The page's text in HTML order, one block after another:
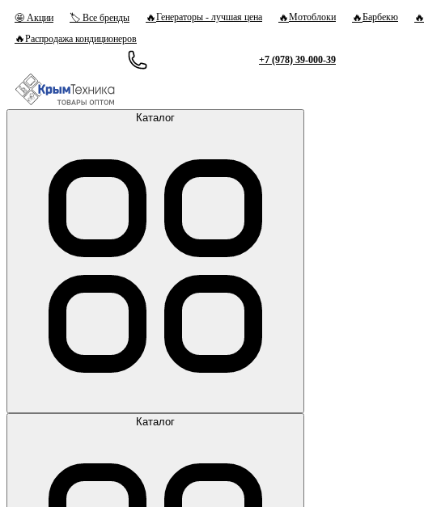
🤩 Акции 🏷 Все бренды 🔥Генераторы - лучшая цена 🔥Мотоблоки 🔥Барбекю 🔥
🔥Распродажа кондиционеров
+7 (978) 39-000-39